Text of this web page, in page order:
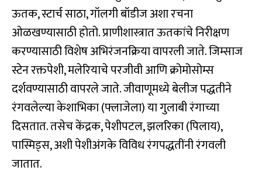
ऊतक, स्टार्च साठा, गॉलगी बॉडीज अशा रचना
ओळखण्यासाठी होतो. प्राणीशास्त्रात ऊतकांचे निरीक्षण
करण्यासाठी विशेष अभिरंजनक्रिया वापरली जाते. जिम्साज
स्टेन रक्तपेशी, मलेरियाचे परजीवी आणि क्रोमोसोम्स
दर्शवण्यासाठी वापरले जाते. जीवाणूमध्ये बेलीज पद्धतीने
रंगवलेल्या केशाभिका (फ्लाजेला) या गुलाबी रंगाच्या
दिसतात. तसेच केंद्रक, पेशीपटल, झलरिका (पिलाय),
पास्मिड्स, अशी पेशीअंगके विविध रंगपद्धतींनी रंगवली
जातात.